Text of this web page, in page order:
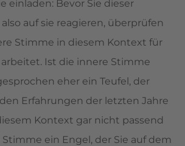
einladen: Bevor Sie dieser
auf sie reagieren, überprüfen
Stimme in diesem Kontext für
Ist die innere Stimme
eher ein Teufel, der
Erfahrungen der letzten Jahre
Kontext gar nicht passend
ein Engel, der Sie auf dem